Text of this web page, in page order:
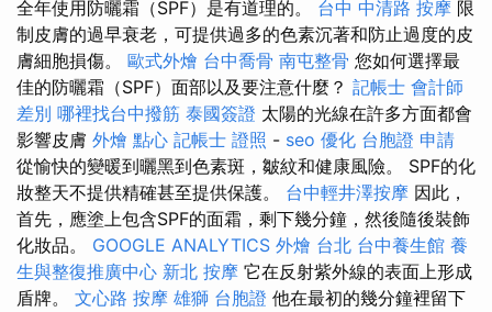
全年使用防曬霜（SPF）是有道理的。 台中 中清路 按摩 限
制皮膚的過早衰老，可提供過多的色素沉著和防止過度的皮
膚細胞損傷。 歐式外燴 台中喬骨 南屯整骨 您如何選擇最
佳的防曬霜（SPF）面部以及要注意什麼？ 記帳士 會計師
差別 哪裡找台中撥筋 泰國簽證 太陽的光線在許多方面都會
影響皮膚 外燴 點心 記帳士 證照 - seo 優化 台胞證 申請
從愉快的變暖到曬黑到色素斑，皺紋和健康風險。 SPF的化
妝整天不提供精確甚至提供保護。 台中輕井澤按摩 因此，
首先，應塗上包含SPF的面霜，剩下幾分鐘，然後隨後裝飾
化妝品。 GOOGLE ANALYTICS 外燴 台北 台中養生館 養
生與整復推廣中心 新北 按摩 它在反射紫外線的表面上形成
盾牌。 文心路 按摩 雄獅 台胞證 他在最初的幾分鐘裡留下